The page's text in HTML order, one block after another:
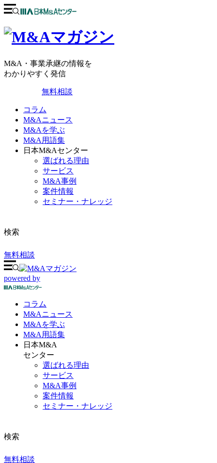
M&A・事業承継の情報を
わかりやすく発信
無料相談
コラム
M&Aニュース
M&Aを学ぶ
M&A用語集
日本M&Aセンター
選ばれる理由
サービス
M&A事例
案件情報
セミナー・ナレッジ
検索
無料相談
powered by
コラム
M&Aニュース
M&Aを学ぶ
M&A 用語集
日本M&A
センター
選ばれる理由
サービス
M&A事例
案件情報
セミナー・ナレッジ
検索
無料相談